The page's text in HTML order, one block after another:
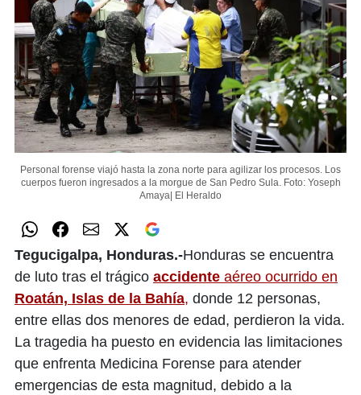
Personal forense viajó hasta la zona norte para agilizar los procesos. Los
cuerpos fueron ingresados a la morgue de San Pedro Sula. Foto: Yoseph
Amaya| El Heraldo
Tegucigalpa, Honduras.-Honduras se encuentra
de luto tras el trágico accidente aéreo ocurrido en
Roatán, Islas de la Bahía, donde 12 personas,
entre ellas dos menores de edad, perdieron la vida.
La tragedia ha puesto en evidencia las limitaciones
que enfrenta Medicina Forense para atender
emergencias de esta magnitud, debido a la